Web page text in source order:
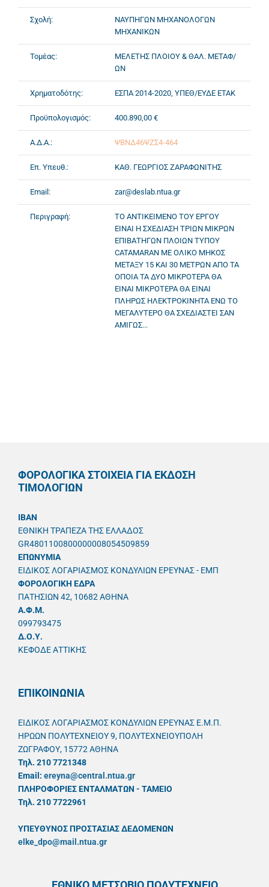
Σχολή:
ΝΑΥΠΗΓΩΝ ΜΗΧΑΝΟΛΟΓΩΝ
ΜΗΧΑΝΙΚΩΝ
Τομέας:
ΜΕΛΕΤΗΣ ΠΛΟΙΟΥ & ΘΑΛ. ΜΕΤΑΦ/
ΩΝ
Χρηματοδότης: ΕΣΠΑ 2014-2020, ΥΠΕΘ/ΕΥΔΕ ΕΤΑΚ
Προϋπολογισμός: 400.890,00 €
Α.Δ.Α.: ΨΒΝΔ46ΨΖΣ4-464
Επ. Υπευθ.: ΚΑΘ. ΓΕΩΡΓΙΟΣ ΖΑΡΑΦΩΝΙΤΗΣ
Email: zar@deslab.ntua.gr
Περιγραφή:
TO ΑΝΤΙΚΕΙΜΕΝΟ ΤΟΥ ΕΡΓΟΥ
ΕΙΝΑΙ Η ΣΧΕΔΙΑΣΗ ΤΡΙΩΝ ΜΙΚΡΩΝ
ΕΠΙΒΑΤΗΓΩΝ ΠΛΟΙΩΝ ΤΥΠΟΥ
CATAMARAN ΜΕ ΟΛΙΚΟ ΜΗΚΟΣ
ΜΕΤΑΞΥ 15 ΚΑΙ 30 ΜΕΤΡΩΝ ΑΠΟ ΤΑ
ΟΠΟΙΑ ΤΑ ΔΥΟ ΜΙΚΡΟΤΕΡΑ ΘΑ
ΕΙΝΑΙ ΜΙΚΡΟΤΕΡΑ ΘΑ ΕΙΝΑΙ
ΠΛΗΡΩΣ ΗΛΕΚΤΡΟΚΙΝΗΤΑ ΕΝΩ ΤΟ
ΜΕΓΑΛΥΤΕΡΟ ΘΑ ΣΧΕΔΙΑΣΤΕΙ ΣΑΝ
ΑΜΙΓΩΣ...
ΦΟΡΟΛΟΓΙΚΑ ΣΤΟΙΧΕΙΑ ΓΙΑ ΕΚΔΟΣΗ
ΤΙΜΟΛΟΓΙΩΝ
IBAN
ΕΘΝΙΚΗ ΤΡΑΠΕΖΑ ΤΗΣ ΕΛΛΑΔΟΣ
GR4801100800000008054509859
ΕΠΩΝΥΜΙΑ
ΕΙΔΙΚΟΣ ΛΟΓΑΡΙΑΣΜΟΣ ΚΟΝΔΥΛΙΩΝ ΕΡΕΥΝΑΣ - ΕΜΠ
ΦΟΡΟΛΟΓΙΚΗ ΕΔΡΑ
ΠΑΤΗΣΙΩΝ 42, 10682 ΑΘΗΝΑ
A.Φ.Μ.
099793475
Δ.Ο.Υ.
ΚΕΦΟΔΕ ΑΤΤΙΚΗΣ
ΕΠΙΚΟΙΝΩΝΙΑ
ΕΙΔΙΚΟΣ ΛΟΓΑΡΙΑΣΜΟΣ ΚΟΝΔΥΛΙΩΝ ΕΡΕΥΝΑΣ Ε.Μ.Π.
ΗΡΩΩΝ ΠΟΛΥΤΕΧΝΕΙΟΥ 9, ΠΟΛΥΤΕΧΝΕΙΟΥΠΟΛΗ
ΖΩΓΡΑΦΟΥ, 15772 ΑΘΗΝΑ
Τηλ. 210 7721348
Email: ereyna@central.ntua.gr
ΠΛΗΡΟΦΟΡΙΕΣ ΕΝΤΑΛΜΑΤΩΝ - ΤΑΜΕΙΟ
Τηλ. 210 7722961
ΥΠΕΥΘYΝΟΣ ΠΡΟΣΤΑΣΙΑΣ ΔΕΔΟΜΕΝΩΝ
elke_dpo@mail.ntua.gr